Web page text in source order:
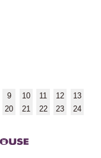
9 10 11 12
13
20 21 22 23 24